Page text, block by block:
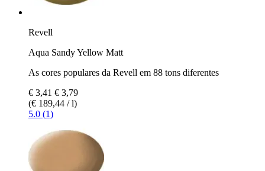
Revell
Aqua Sandy Yellow Matt
As cores populares da Revell em 88 tons diferentes
€ 3,41 € 3,79
(€ 189,44 / l)
5.0 (1)